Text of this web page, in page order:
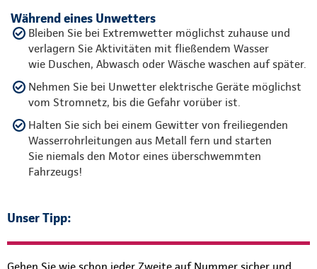
Während eines Unwetters
Bleiben Sie bei Extremwetter möglichst zuhause und
verlagern Sie Aktivitäten mit fließendem Wasser
wie Duschen, Abwasch oder Wäsche waschen auf später.
Nehmen Sie bei Unwetter elektrische Geräte möglichst
vom Stromnetz, bis die Gefahr vorüber ist.
Halten Sie sich bei einem Gewitter von freiliegenden
Wasserrohrleitungen aus Metall fern und starten
Sie niemals den Motor eines überschwemmten
Fahrzeugs!
Unser Tipp: